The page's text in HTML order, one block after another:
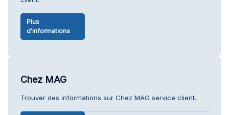
Plus
d'informations
Chez MAG
Trouver des informations sur Chez MAG service client.